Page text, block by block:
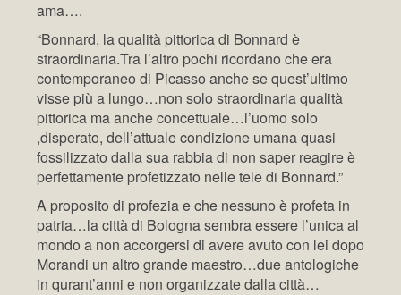
ama….
“Bonnard, la qualità pittorica di Bonnard è
straordinaria.Tra l’altro pochi ricordano che era
contemporaneo di Picasso anche se quest’ultimo
visse più a lungo…non solo straordinaria qualità
pittorica ma anche concettuale…l’uomo solo
,disperato, dell’attuale condizione umana quasi
fossilizzato dalla sua rabbia di non saper reagire è
perfettamente profetizzato nelle tele di Bonnard.”
A proposito di profezia e che nessuno è profeta in
patria…la città di Bologna sembra essere l’unica al
mondo a non accorgersi di avere avuto con lei dopo
Morandi un altro grande maestro…due antologiche
in qurant’anni e non organizzate dalla città…